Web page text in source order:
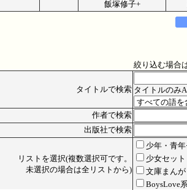
飯塚修子+
絞り込む場合
タイトルで検索 タイトルのみ
作者で検索
出版社で検索
リストを選択(複数選択可です。
未選択の場合は全リストから)
少年・青年
少女セット
文庫まんが
BoysLove